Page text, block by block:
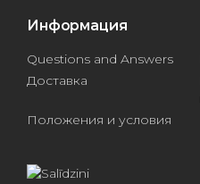
Информация
Questions and Answers
Доставка
Положения и условия